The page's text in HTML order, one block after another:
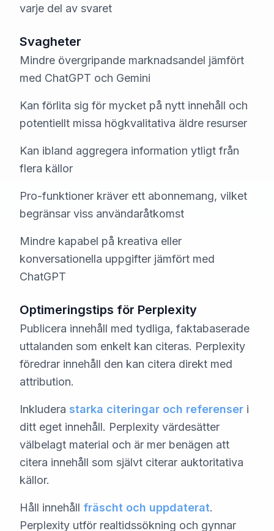
varje del av svaret
Svagheter
Mindre övergripande marknadsandel jämfört
med ChatGPT och Gemini
Kan förlita sig för mycket på nytt innehåll och
potentiellt missa högkvalitativa äldre resurser
Kan ibland aggregera information ytligt från
flera källor
Pro-funktioner kräver ett abonnemang, vilket
begränsar viss användaråtkomst
Mindre kapabel på kreativa eller
konversationella uppgifter jämfört med
ChatGPT
Optimeringstips för Perplexity
Publicera innehåll med tydliga, faktabaserade
uttalanden som enkelt kan citeras. Perplexity
föredrar innehåll den kan citera direkt med
attribution.
Inkludera starka citeringar och referenser i
ditt eget innehåll. Perplexity värdesätter
välbelagt material och är mer benägen att
citera innehåll som självt citerar auktoritativa
källor.
Håll innehåll fräscht och uppdaterat.
Perplexity utför realtidssökning och gynnar